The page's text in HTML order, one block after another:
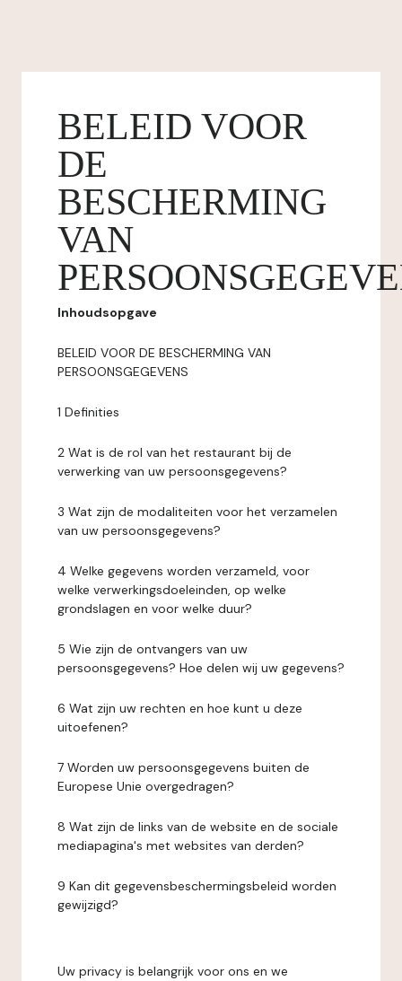
BELEID VOOR
DE
BESCHERMING
VAN
Inhoudsopgave
BELEID VOOR DE BESCHERMING VAN
PERSOONSGEGEVENS
1 Definities
2 Wat is de rol van het restaurant bij de
verwerking van uw persoonsgegevens?
3 Wat zijn de modaliteiten voor het verzamelen
van uw persoonsgegevens?
4 Welke gegevens worden verzameld, voor
welke verwerkingsdoeleinden, op welke
grondslagen en voor welke duur?
5 Wie zijn de ontvangers van uw
persoonsgegevens? Hoe delen wij uw gegevens?
6 Wat zijn uw rechten en hoe kunt u deze
uitoefenen?
7 Worden uw persoonsgegevens buiten de
Europese Unie overgedragen?
8 Wat zijn de links van de website en de sociale
mediapagina's met websites van derden?
9 Kan dit gegevensbeschermingsbeleid worden
gewijzigd?
Uw privacy is belangrijk voor ons en we